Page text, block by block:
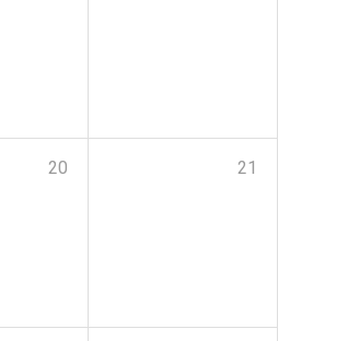
20 21